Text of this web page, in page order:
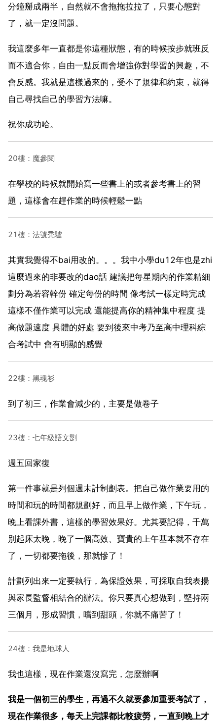
分鐘掰成兩半，自然就不會拖拖拉拉了，只要心態對
了，就一定沒問題。
我這麼多年一直都是你這種狀態，有的時候按步就班反
而不適合你，自由一點反而會增強你對學習的興趣，不
會反感。我就是這樣過來的，受不了規律和約束，就得
自己尋找自己的學習方法嘛。
祝你成功哈。
20樓：魔參閱
在學校的時候就開始寫一些書上的或者參考書上的習
題，這樣會在趕作業的時候輕鬆一點
21樓：法號禿驢
其實我覺得不bai用改的。。。我中小學du12年也是zhi
這麼過來的非要改的dao話 建議把每星期內的作業精細
劃分為若容幹份 確定每份的時間 像考試一樣定時完成
這樣不僅作業可以完成 還能提高你的精神集中程度 提
高做題速度 具體的好處 要到後來中考乃至高中理科綜
合考試中 會有明顯的感覺
22樓：黑魂衫
到了初三，作業會減少的，主要是做卷子
23樓：七年級語文劉
週五回家復
第一件事就是列個週末計制劃表。把自己做作業要用的
時間和玩的時間都規劃好，而且早上做作業，下午玩，
晚上看課外書，這樣的學習效果好。尤其要記得，千萬
別起床太晚，晚了一個高效、寶貴的上午基本就不存在
了，一切都要拖後，那就慘了！
計劃列出來一定要執行，為保證效果，可採取自我表揚
與家長監督相結合的辦法。你只要真心想做到，堅持兩
三個月，形成習慣，嚐到甜頭，你就不痛苦了！
24樓：我是地球人
我也這樣，現在作業還沒寫完，怎麼辦啊
我是一個初三的學生，再過不久就要參加重要考試了，
現在作業很多，每天上完課都比較疲勞，一直到晚上才